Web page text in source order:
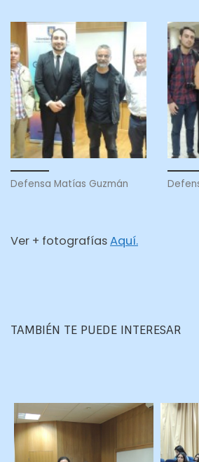
Defensa Matías Guzmán
Ver + fotografíasAquí.
TAMBIÉN TE PUEDE INTERESAR